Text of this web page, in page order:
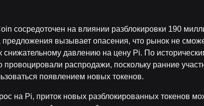
сосредоточен на влиянии разблокировки 190
вызывает опасения, что рынок не
снижательному давлению на цену Pi. По
провоцировали распродажи, поскольку ранние
появлением новых токенов.
на Pi, приток новых разблокированных токенов